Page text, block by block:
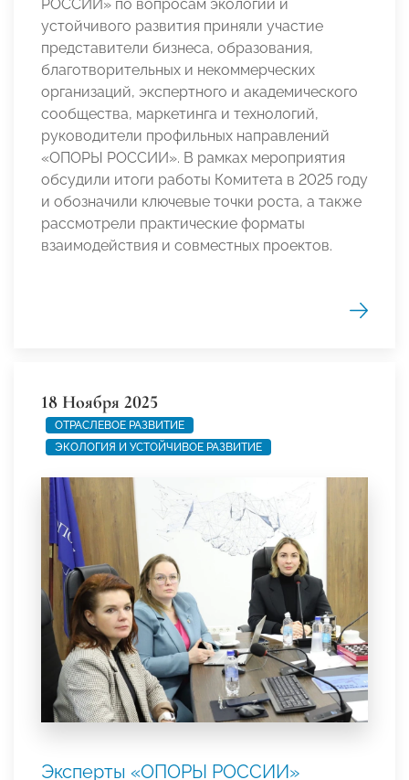
РОССИИ» по вопросам экологии и
устойчивого развития приняли участие
представители бизнеса, образования,
благотворительных и некоммерческих
организаций, экспертного и академического
сообщества, маркетинга и технологий,
руководители профильных направлений
«ОПОРЫ РОССИИ». В рамках мероприятия
обсудили итоги работы Комитета в 2025 году
и обозначили ключевые точки роста, а также
рассмотрели практические форматы
взаимодействия и совместных проектов.
18 Ноября 2025
ОТРАСЛЕВОЕ РАЗВИТИЕ
ЭКОЛОГИЯ И УСТОЙЧИВОЕ РАЗВИТИЕ
Эксперты «ОПОРЫ РОССИИ»